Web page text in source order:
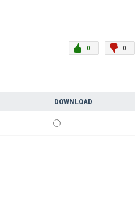
0
0
DOWNLOAD